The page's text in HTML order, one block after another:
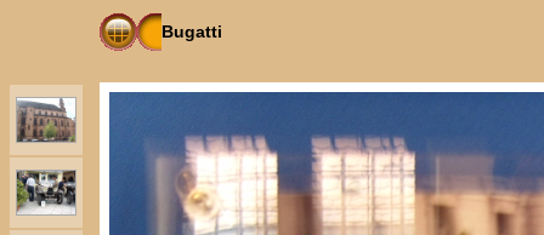
Bugatti